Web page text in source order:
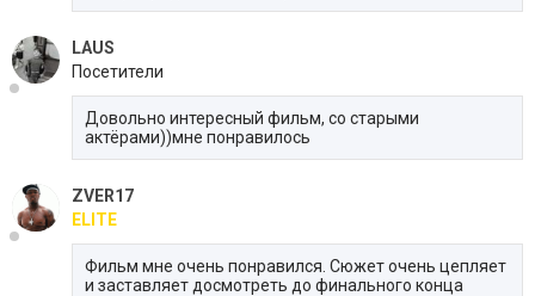
LAUS
Посетители
Довольно интересный фильм, со старыми
актёрами))мне понравилось
ZVER17
ELITE
Фильм мне очень понравился. Сюжет очень цепляет
и заставляет досмотреть до финального конца